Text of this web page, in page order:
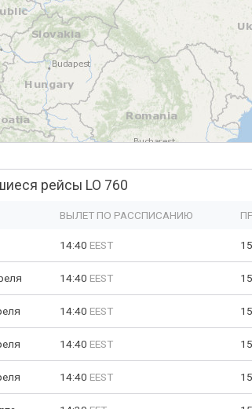
рейсы LO 760
ВЫЛЕТ ПО РАССПИСАНИЮ
14:40 EEST
14:40 EEST
14:40 EEST
14:40 EEST
14:40 EEST